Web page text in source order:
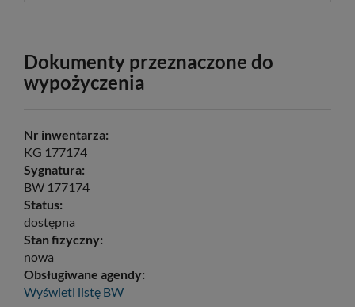
Dokumenty przeznaczone do
wypożyczenia
Nr inwentarza:
KG 177174
Sygnatura:
BW 177174
Status:
dostępna
Stan fizyczny:
nowa
Obsługiwane agendy:
Wyświetl listę BW